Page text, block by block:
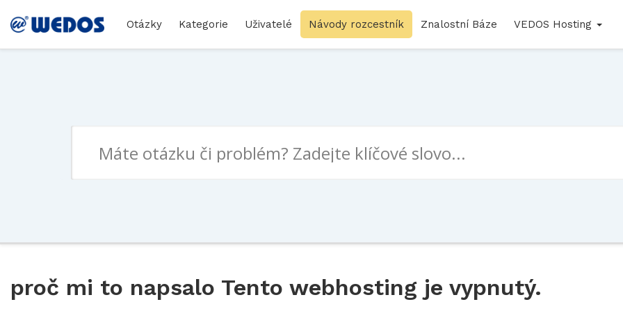
Otázky Kategorie Uživatelé Návody rozcestník Znalostní Báze VEDOS Hosting
proč mi to napsalo Tento webhosting je vypnutý.